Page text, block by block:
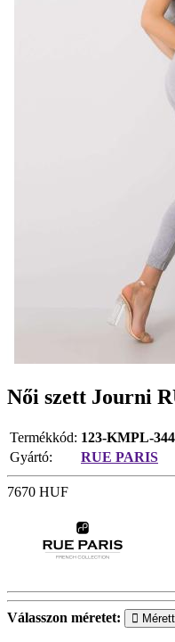
Női szett Journi
Termékkód: 123-KMPL-
Gyártó:
RUE PARIS
7670 HUF
Válasszon méretet: